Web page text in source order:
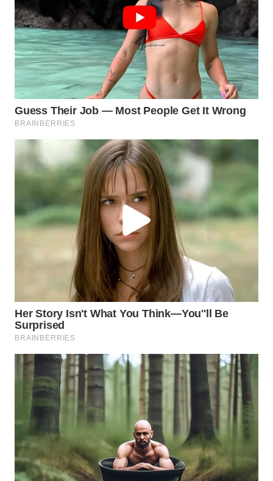
BINTAN
WN
MANDALIKA
WN
LIKUPANG
WN
LABUANBAJO
Wahana
Media
WAHANA
TANI
WAHANA
ADVOKAT
WAHANA
INFRASTRUKTUR
WAHANA
KONSUMEN